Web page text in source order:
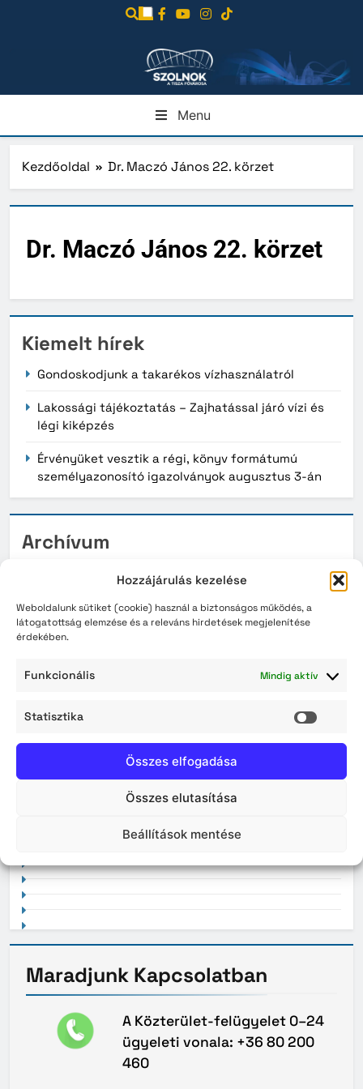
Hozzájárulás kezelése
Weboldalunk sütiket (cookie) használ a biztonságos működés, a
látogatottság elemzése és a releváns hirdetések megjelenítése
érdekében.
Funkcionális Mindig aktív
Statisztika
Összes elfogadása
Összes elutasítása
Beállítások mentése
Menu
Kezdőoldal Dr. Maczó János 22. körzet
Dr. Maczó János 22. körzet
Kiemelt hírek
Gondoskodjunk a takarékos vízhasználatról
Lakossági tájékoztatás – Zajhatással járó vízi és
légi kiképzés
Érvényüket vesztik a régi, könyv formátumú
személyazonosító igazolványok augusztus 3-án
Archívum
2026. augusztus
2026. július
2026. június
2026. május
Maradjunk Kapcsolatban
A Közterület-felügyelet 0–24
ügyeleti vonala: +36 80 200
460